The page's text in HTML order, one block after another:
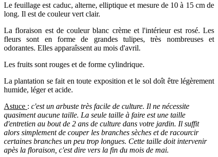
Le feuillage est caduc, alterne, elliptique et mesure de 10 à 15 cm de
long. Il est de couleur vert clair.
La floraison est de couleur blanc crème et l'intérieur est rosé. Les
fleurs sont en forme de grandes tulipes, très nombreuses et
odorantes. Elles apparaîssent au mois d'avril.
Les fruits sont rouges et de forme cylindrique.
La plantation se fait en toute exposition et le sol doît être légèrement
humide, léger et acide.
Astuce : c'est un arbuste très facile de culture. Il ne nécessite
quasiment aucune taille. La seule taille à faire est une taille
d'entretien au bout de 2 ans de culture dans votre jardin. Il suffit
alors simplement de couper les branches sèches et de racourcir
certaines branches un peu trop longues. Cette taille doit intervenir
apès la floraison, c'est dire vers la fin du mois de mai.